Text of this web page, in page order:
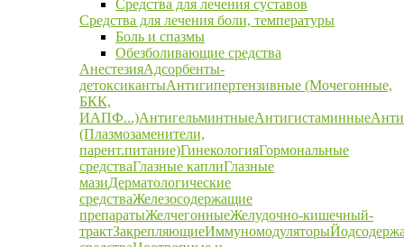
Средства для лечения суставов
Средства для лечения боли, температуры
Боль и спазмы
Обезболивающие средства
АнестезияАдсорбенты-
детоксикантыАнтигипертензивные (Мочегонные,
БКК,
ИАПФ...)АнтигельминтныеАнтигистаминные
(Плазмозаменители,
парент.питание)ГинекологияГормональные
средстваГлазные каплиГлазные
мазиДерматологические
средстваЖелезосодержащие
препаратыЖелчегонныеЖелудочно-кишечный-
трактЗакрепляющиеИммуномодуляторы